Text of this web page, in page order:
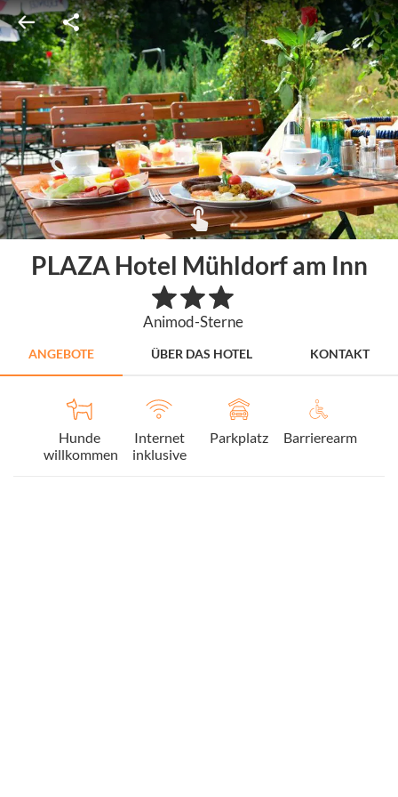
PLAZA Hotel Mühldorf am Inn
Animod-Sterne
ANGEBOTE ÜBER DAS HOTEL KONTAKT
Hunde
willkommen
Internet
inklusive
Parkplatz Barrierearm